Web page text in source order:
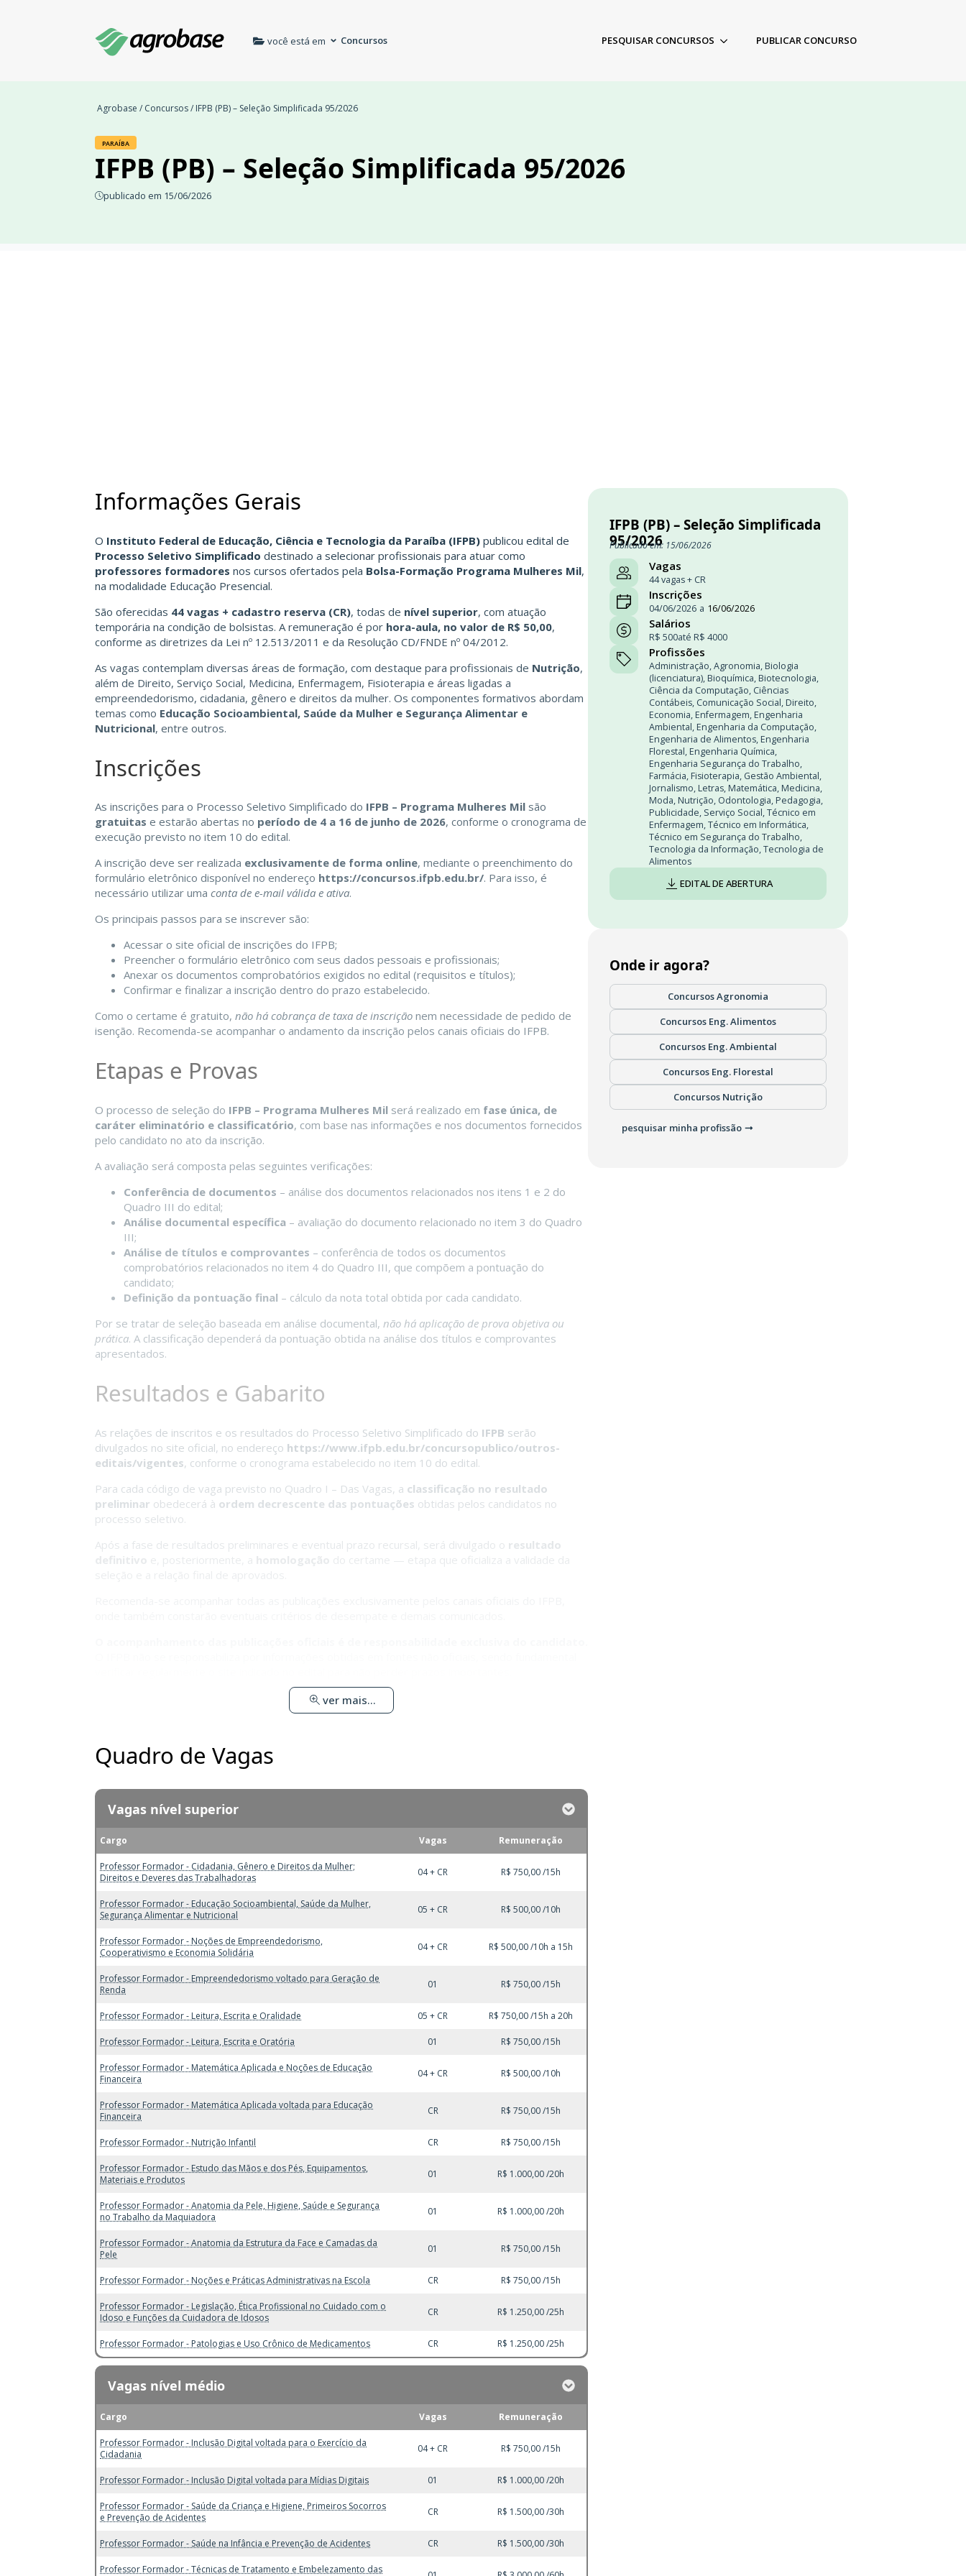
você está em Concursos PESQUISAR CONCURSOS PUBLICAR CONCURSO
Agrobase / Concursos/ IFPB (PB) – Seleção Simplificada 95/2026
PARAÍBA
IFPB (PB) – Seleção Simplificada 95/2026
publicado em 15/06/2026
Informações Gerais
O Instituto Federal de Educação, Ciência e Tecnologia da Paraíba (IFPB) publicou edital de
Processo Seletivo Simplificado destinado a selecionar profissionais para atuar como
professores formadores nos cursos ofertados pela Bolsa-Formação Programa Mulheres Mil,
na modalidade Educação Presencial.
São oferecidas 44 vagas + cadastro reserva (CR), todas de nível superior, com atuação
temporária na condição de bolsistas. A remuneração é por hora-aula, no valor de R$ 50,00,
conforme as diretrizes da Lei nº 12.513/2011 e da Resolução CD/FNDE nº 04/2012.
As vagas contemplam diversas áreas de formação, com destaque para profissionais de Nutrição,
além de Direito, Serviço Social, Medicina, Enfermagem, Fisioterapia e áreas ligadas a
empreendedorismo, cidadania, gênero e direitos da mulher. Os componentes formativos abordam
temas como Educação Socioambiental, Saúde da Mulher e Segurança Alimentar e
Nutricional, entre outros.
Inscrições
As inscrições para o Processo Seletivo Simplificado do IFPB – Programa Mulheres Mil são
gratuitas e estarão abertas no período de 4 a 16 de junho de 2026, conforme o cronograma de
execução previsto no item 10 do edital.
A inscrição deve ser realizada exclusivamente de forma online, mediante o preenchimento do
formulário eletrônico disponível no endereço https://concursos.ifpb.edu.br/. Para isso, é
necessário utilizar uma conta de e-mail válida e ativa.
Os principais passos para se inscrever são:
Acessar o site oficial de inscrições do IFPB;
Preencher o formulário eletrônico com seus dados pessoais e profissionais;
Anexar os documentos comprobatórios exigidos no edital (requisitos e títulos);
Confirmar e finalizar a inscrição dentro do prazo estabelecido.
Como o certame é gratuito, não há cobrança de taxa de inscrição nem necessidade de pedido de
isenção. Recomenda-se acompanhar o andamento da inscrição pelos canais oficiais do IFPB.
Etapas e Provas
O processo de seleção do IFPB – Programa Mulheres Mil será realizado em fase única, de
caráter eliminatório e classificatório, com base nas informações e nos documentos fornecidos
pelo candidato no ato da inscrição.
A avaliação será composta pelas seguintes verificações:
Conferência de documentos – análise dos documentos relacionados nos itens 1 e 2 do
Quadro III do edital;
Análise documental específica – avaliação do documento relacionado no item 3 do Quadro
III;
Análise de títulos e comprovantes – conferência de todos os documentos
comprobatórios relacionados no item 4 do Quadro III, que compõem a pontuação do
candidato;
Definição da pontuação final – cálculo da nota total obtida por cada candidato.
Por se tratar de seleção baseada em análise documental, não há aplicação de prova objetiva ou
prática. A classificação dependerá da pontuação obtida na análise dos títulos e comprovantes
apresentados.
Resultados e Gabarito
As relações de inscritos e os resultados do Processo Seletivo Simplificado do IFPB serão
divulgados no site oficial, no endereço https://www.ifpb.edu.br/concursopublico/outros-
editais/vigentes, conforme o cronograma estabelecido no item 10 do edital.
Para cada código de vaga previsto no Quadro I – Das Vagas, a classificação no resultado
preliminar obedecerá à ordem decrescente das pontuações obtidas pelos candidatos no
processo seletivo.
Após a fase de resultados preliminares e eventual prazo recursal, será divulgado o resultado
definitivo
e, posteriormente, a homologação
do certame — etapa que oficializa a validade da
ver mais...
Quadro de Vagas
Vagas nível superior
Cargo Vagas Remuneração
Professor Formador - Cidadania, Gênero e Direitos da Mulher;
Direitos e Deveres das Trabalhadoras
04 + CR R$ 750,00 /15h
Professor Formador - Educação Socioambiental, Saúde da Mulher,
Segurança Alimentar e Nutricional
05 + CR R$ 500,00 /10h
Professor Formador - Noções de Empreendedorismo,
Cooperativismo e Economia Solidária
04 + CR R$ 500,00 /10h a 15h
Professor Formador - Empreendedorismo voltado para Geração de
Renda
01 R$ 750,00 /15h
Professor Formador - Leitura, Escrita e Oralidade 05 + CR R$ 750,00 /15h a 20h
Professor Formador - Leitura, Escrita e Oratória 01 R$ 750,00 /15h
Professor Formador - Matemática Aplicada e Noções de Educação
Financeira
04 + CR R$ 500,00 /10h
Professor Formador - Matemática Aplicada voltada para Educação
Financeira
CR R$ 750,00 /15h
Professor Formador - Nutrição Infantil CR R$ 750,00 /15h
Professor Formador - Estudo das Mãos e dos Pés, Equipamentos,
Materiais e Produtos
01 R$ 1.000,00 /20h
Professor Formador - Anatomia da Pele, Higiene, Saúde e Segurança
no Trabalho da Maquiadora
01 R$ 1.000,00 /20h
Professor Formador - Anatomia da Estrutura da Face e Camadas da
Pele
01 R$ 750,00 /15h
Professor Formador - Noções e Práticas Administrativas na Escola CR R$ 750,00 /15h
Professor Formador - Legislação, Ética Profissional no Cuidado com o
Idoso e Funções da Cuidadora de Idosos
CR R$ 1.250,00 /25h
Professor Formador - Patologias e Uso Crônico de Medicamentos CR R$ 1.250,00 /25h
Vagas nível médio
Cargo Vagas Remuneração
Professor Formador - Inclusão Digital voltada para o Exercício da
Cidadania
04 + CR R$ 750,00 /15h
Professor Formador - Inclusão Digital voltada para Mídias Digitais 01 R$ 1.000,00 /20h
Professor Formador - Saúde da Criança e Higiene, Primeiros Socorros
e Prevenção de Acidentes
CR R$ 1.500,00 /30h
Professor Formador - Saúde na Infância e Prevenção de Acidentes CR R$ 1.500,00 /30h
Professor Formador - Técnicas de Tratamento e Embelezamento das
IFPB (PB) – Seleção Simplificada
95/2026
Publicado em: 15/06/2026
Vagas
44 vagas + CR
Inscrições
04/06/2026 a 16/06/2026
Salários
R$ 500até R$ 4000
Profissões
Administração,Agronomia, Biologia
(licenciatura), Bioquímica, Biotecnologia,
Ciência da Computação, Ciências
Contábeis, Comunicação Social, Direito,
Economia, Enfermagem, Engenharia
Ambiental, Engenharia da Computação,
Engenharia de Alimentos, Engenharia
Florestal, Engenharia Química,
Engenharia Segurança do Trabalho,
Farmácia, Fisioterapia, Gestão Ambiental,
Jornalismo, Letras, Matemática, Medicina,
Moda, Nutrição, Odontologia, Pedagogia,
Publicidade, Serviço Social,Técnico em
Enfermagem,Técnico em Informática,
Técnico em Segurança do Trabalho,
Tecnologia da Informação,Tecnologia de
Alimentos
EDITAL DE ABERTURA
Onde ir agora?
Concursos Agronomia
Concursos Eng. Alimentos
Concursos Eng. Ambiental
Concursos Eng. Florestal
Concursos Nutrição
pesquisar minha profissão